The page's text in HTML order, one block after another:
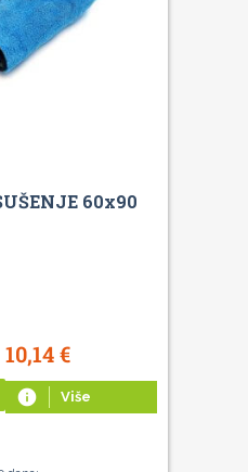
60x90
10,14€
info Više